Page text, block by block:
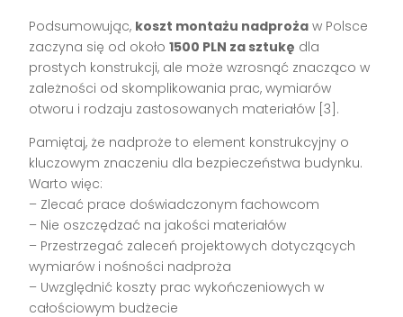
Podsumowując, koszt montażu nadproża w Polsce
zaczyna się od około1500 PLN za sztukę dla
prostych konstrukcji, ale może wzrosnąć znacząco w
zależności od skomplikowania prac, wymiarów
otworu i rodzaju zastosowanych materiałów [3].
Pamiętaj, że nadproże to element konstrukcyjny o
kluczowym znaczeniu dla bezpieczeństwa budynku.
Warto więc:
– Zlecać prace doświadczonym fachowcom
– Nie oszczędzać na jakości materiałów
– Przestrzegać zaleceń projektowych dotyczących
wymiarów i nośności nadproża
– Uwzględnić koszty prac wykończeniowych w
całościowym budżecie